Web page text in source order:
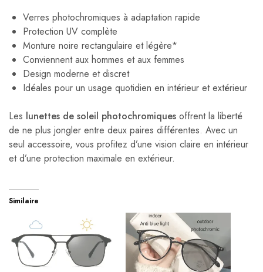
Verres photochromiques à adaptation rapide
Protection UV complète
Monture noire rectangulaire et légère*
Conviennent aux hommes et aux femmes
Design moderne et discret
Idéales pour un usage quotidien en intérieur et extérieur
Les lunettes de soleil photochromiques offrent la liberté
de ne plus jongler entre deux paires différentes. Avec un
seul accessoire, vous profitez d’une vision claire en intérieur
et d’une protection maximale en extérieur.
Similaire